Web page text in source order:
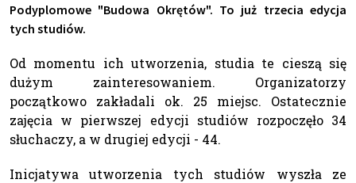
Podyplomowe "Budowa Okrętów". To już trzecia edycja
tych studiów.
Od momentu ich utworzenia, studia te cieszą się
dużym zainteresowaniem. Organizatorzy
początkowo zakładali ok. 25 miejsc. Ostatecznie
zajęcia w pierwszej edycji studiów rozpoczęło 34
słuchaczy, a w drugiej edycji - 44.
Inicjatywa utworzenia tych studiów wyszła ze